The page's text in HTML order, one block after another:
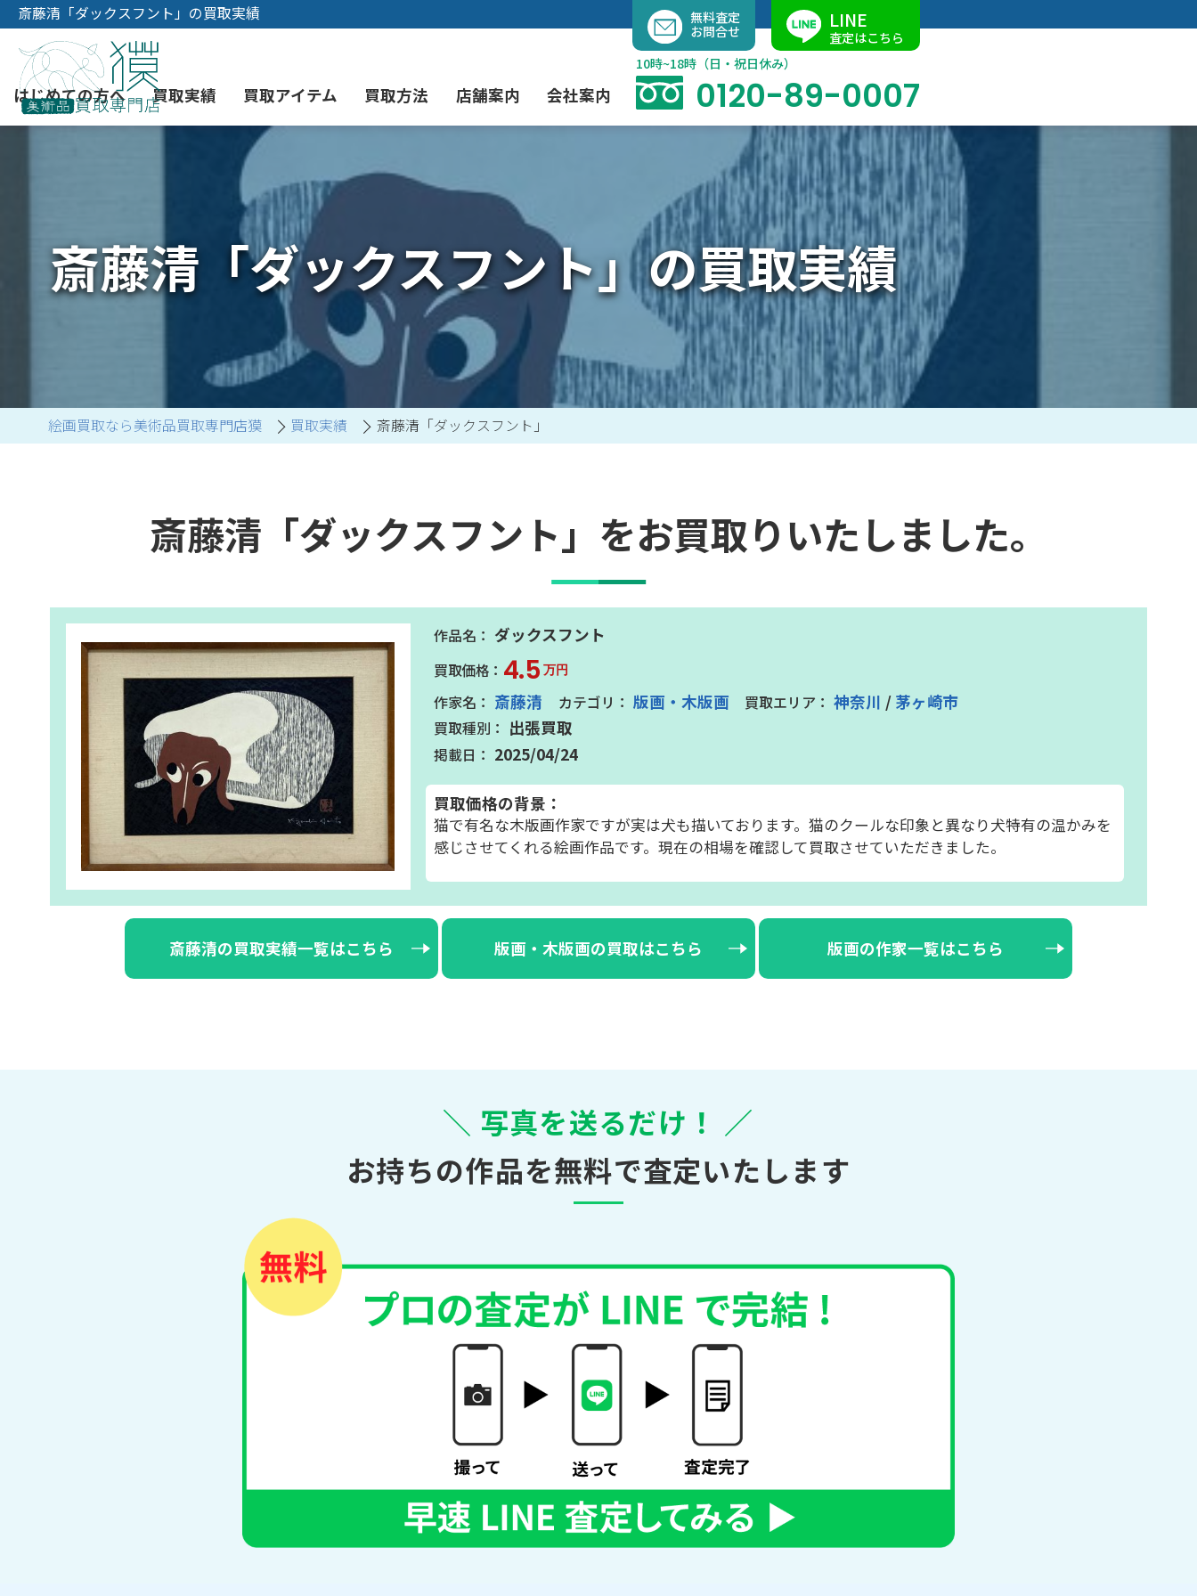
容
キ
ッ
斎藤清「ダックスフント」の買取実績
はじめての方へ
よくあるご質問 ブログ
YOUTUBE instagram Facebook
買取実績 買取アイテム
現代アート買取 掛軸買取
骨董品買取 茶道具買取 陶磁器・陶器買取
彫刻・ブロンズ買取 美術品・古美術品買取
工芸品買取 ジュエリー・ウォッチ買取
買取方法
出張買取（無料） 店舗での買取
宅配・郵送買取 業者間オークション出品代行 催事買取
店舗案内
名古屋店
会社案内
当社の特徴 求人情報
消費者志向自主宣言
無料査定
お問合せ
LINE
査定はこちら
10時~18時（日・祝日休み）
0120-89-0007
斎藤清「ダックスフント」の買取実績
絵画買取なら美術品買取専門店獏 買取実績 斎藤清「ダックスフント」
斎藤清「ダックスフント」をお買取りいたしました。
ダックスフント
4.5 万円
斎藤清 版画・木版画 神奈川 / 茅ヶ崎市
出張買取
2025/04/24
買取価格の背景：
猫で有名な木版画作家ですが実は犬も描いております。猫のクールな印象と異なり犬特有の温かみを
感じさせてくれる絵画作品です。現在の相場を確認して買取させていただきました。
斎藤清の買取実績一覧はこちら 版画・木版画の買取はこちら 版画の作家一覧はこちら
＼ 写真を送るだけ！ ／
お持ちの作品を無料で査定いたします